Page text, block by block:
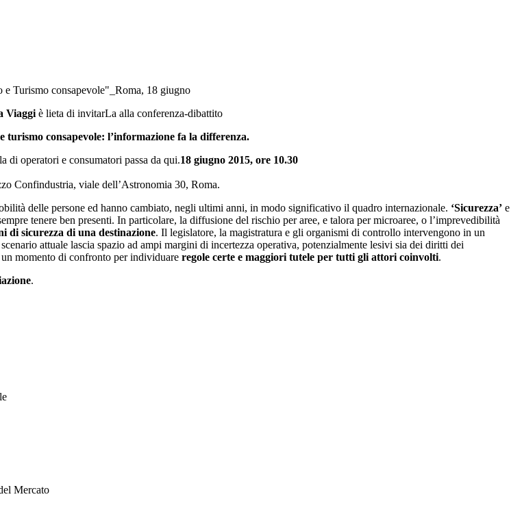
Turismo consapevole"_Roma, 18 giugno
Viaggiè lieta di invitarLa alla conferenza-dibattito
turismo consapevole: l’informazione fa la differenza.
di operatori e consumatori passa da qui.18 giugno 2015, ore 10.30
Confindustria, viale dell’Astronomia 30, Roma.
delle persone ed hanno cambiato, negli ultimi anni, in modo significativo il quadro internazionale. ‘Sicurezza’ e
tenere ben presenti. In particolare, la diffusione del rischio per aree, e talora per microaree, o l’imprevedibilità
di sicurezza di una destinazione. Il legislatore, la magistratura e gli organismi di controllo intervengono in un
attuale lascia spazio ad ampi margini di incertezza operativa, potenzialmente lesivi sia dei diritti dei
momento di confronto per individuare regole certe e maggiori tutele per tutti gli attori coinvolti.
.
Mercato